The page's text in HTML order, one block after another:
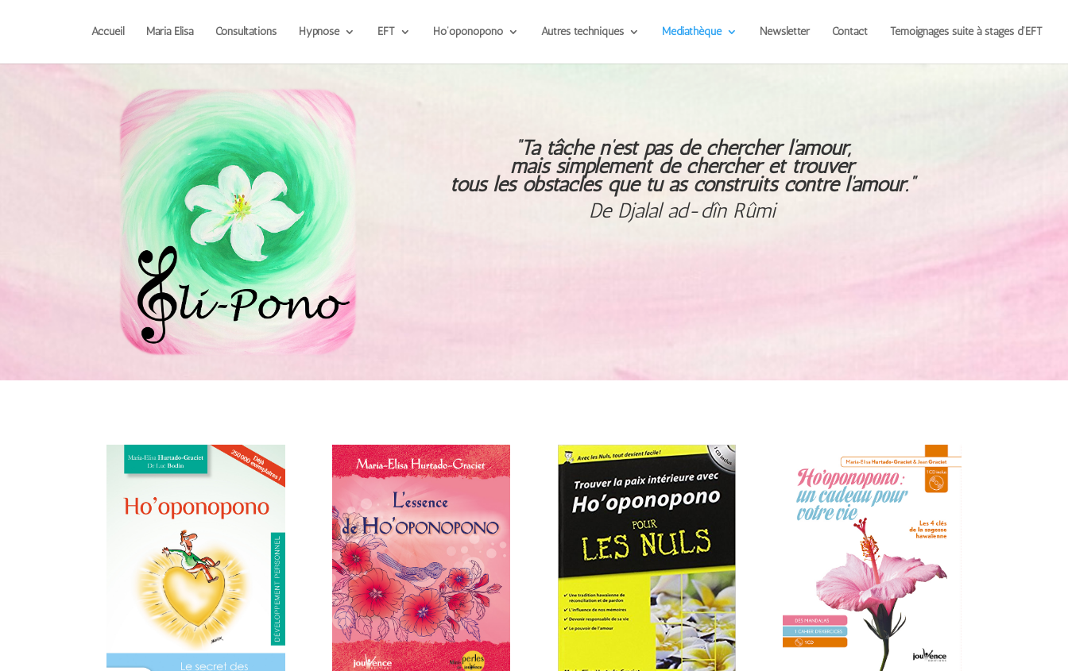
Accueil Maria Elisa Consultations Hypnose EFT Ho’oponopono Autres techniques Médiathèque Newsletter Contact Témoignages suite à stages d’EFT
“Ta tâche n’est pas de chercher l’amour,
mais simplement de chercheret trouver
tous les obstacles que tu as construits contre l’amour.”
De Djalal ad-dîn Rûmi